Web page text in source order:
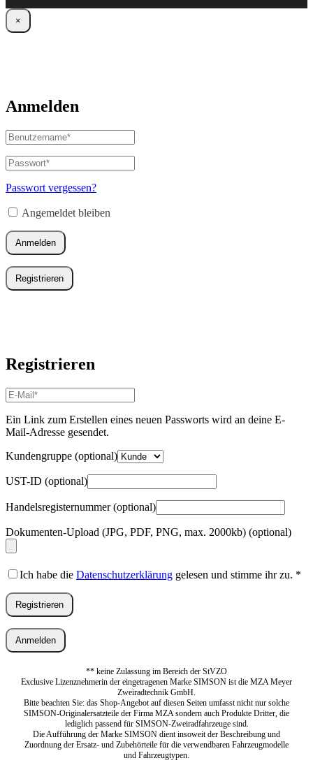
×
Anmelden
Benutzername
oder
E-
Mail-
Adresse*
Passwort*
Erforderlich
Passwort vergessen?
Angemeldet bleiben
Anmelden
Registrieren
Registrieren
E-
Mail-
Adresse*
Erforderlich
Ein Link zum Erstellen eines neuen Passworts wird an deine E-
Mail-Adresse gesendet.
Kundengruppe (optional)
UST-ID (optional)
Handelsregisternummer(optional)
Dokumenten-Upload (JPG, PDF, PNG, max. 2000kb) (optional)
Ich habe die Datenschutzerklärung gelesen und stimme ihr zu. *
Registrieren
Anmelden
** keine Zulassung im Bereich der StVZO
Exclusive Lizenznehmerin der eingetragenen Marke SIMSON ist die MZA Meyer
Zweiradtechnik GmbH.
Bitte beachten Sie: das Shop-Angebot auf diesen Seiten umfasst nicht nur solche
SIMSON-Originalersatzteile der Firma MZA sondern auch Produkte Dritter, die
lediglich passend für SIMSON-Zweiradfahrzeuge sind.
Die Aufführung der Marke SIMSON dient insoweit der Beschreibung und
Zuordnung der Ersatz- und Zubehörteile für die verwendbaren Fahrzeugmodelle
und Fahrzeugtypen.